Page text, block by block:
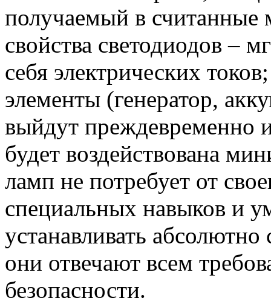
получаемый в считанные
свойства светодиодов –
себя электрических
элементы (генератор,
выйдут преждевременно
будет воздействована
ламп не потребует от
специальных навыков и
устанавливать
они отвечают всем
безопасности.